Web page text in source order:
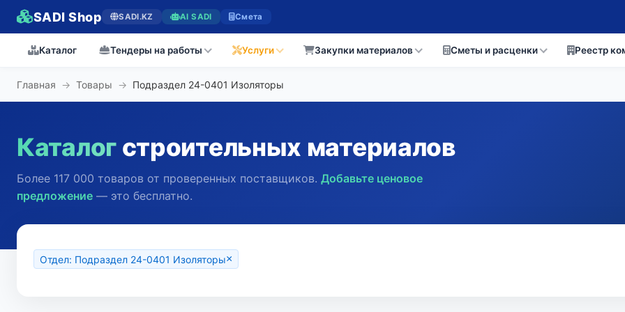
SADI Shop SADI.KZ AI SADI Смета
Каталог Тендеры на работы Услуги Закупки материалов Сметы и расценки Реестр
Главная → Товары → Подраздел 24-0401 Изоляторы
Каталогстроительных материалов
Более 117 000 товаров от проверенных поставщиков. Добавьте ценовое
предложение — это бесплатно.
Отдел: Подраздел 24-0401 Изоляторы×